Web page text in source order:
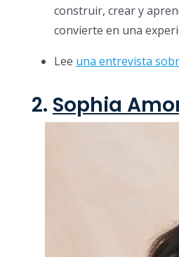
construir, crear y
convierte en una
Lee una entrevista
2. Sophia